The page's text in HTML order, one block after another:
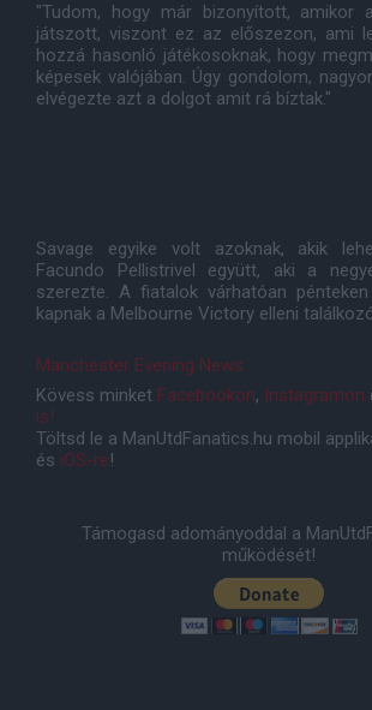
"Tudom, hogy már bizonyított, amikor
játszott, viszont ez az előszezon, ami
hozzá hasonló játékosoknak, hogy
képesek valójában. Úgy gondolom,
elvégezte azt a dolgot amit rá bíztak."
Savage egyike volt azoknak, akik
Facundo Pellistrivel együtt, aki a
szerezte. A fiatalok várhatóan
kapnak a Melbourne Victory elleni
Manchester Evening News
Kövess minket Facebookon, Instagramon
is!
Töltsd le a ManUtdFanatics.hu mobil
és iOS-re!
Támogasd adományoddal a
működését!